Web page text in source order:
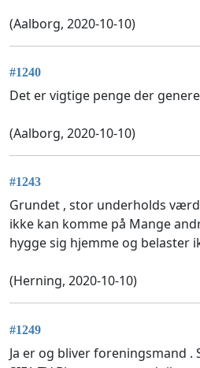
(Aalborg, 2020-10-10)
#1240
Det er vigtige penge der
(Aalborg, 2020-10-10)
#1243
Grundet , stor underholds
ikke kan komme på Mange
hygge sig hjemme og belaster
(Herning, 2020-10-10)
#1249
Ja er og bliver foreningsmand